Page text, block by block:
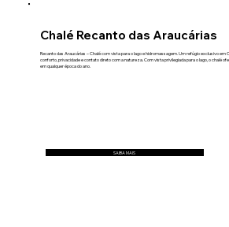
Chalé Recanto das Araucárias
Recanto das Araucárias – Chalé com vista para o lago e hidromassagem. Um refúgio exclusivo em
conforto, privacidade e contato direto com a natureza. Com vista privilegiada para o lago, o chalé
em qualquer época do ano.
SAIBA MAIS